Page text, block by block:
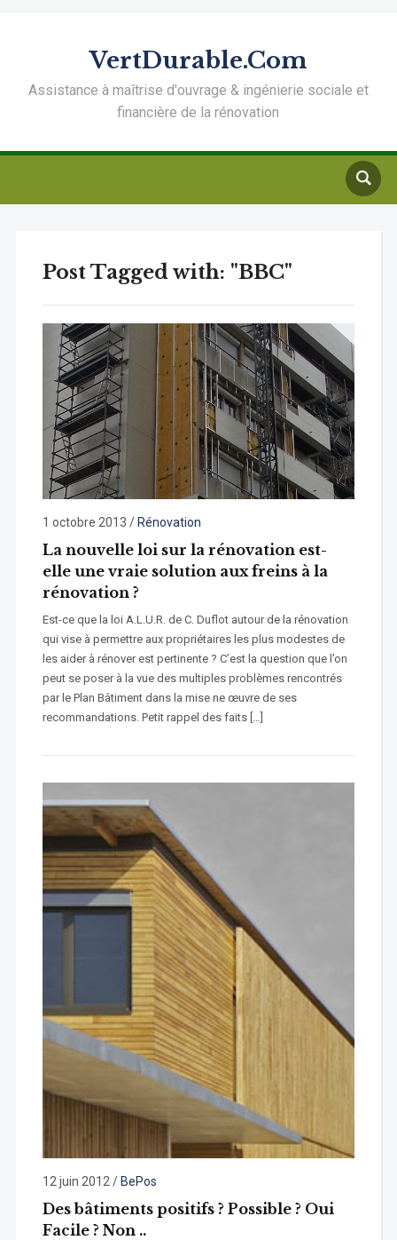
VertDurable.Com
Assistance à maîtrise d'ouvrage & ingénierie sociale et
financière de la rénovation
Post Tagged with: "BBC"
1 octobre 2013 / Rénovation
La nouvelle loi sur la rénovation est-
elle une vraie solution aux freins à la
rénovation ?
Est-ce que la loi A.L.U.R. de C. Duflot autour de la rénovation
qui vise à permettre aux propriétaires les plus modestes de
les aider à rénover est pertinente ? C’est la question que l’on
peut se poser à la vue des multiples problèmes rencontrés
par le Plan Bâtiment dans la mise ne œuvre de ses
recommandations. Petit rappel des faits […]
12 juin 2012 / BePos
Des bâtiments positifs ? Possible ? Oui
Facile ? Non ..